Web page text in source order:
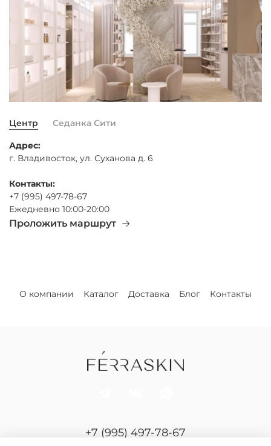
Центр Седанка Сити
Адрес:
г. Владивосток, ул. Суханова д. 6
Контакты:
+7 (995) 497-78-67
Ежедневно 10:00-20:00
Проложить маршрут
О компании Каталог Доставка Блог Контакты
+7 (995) 497-78-67